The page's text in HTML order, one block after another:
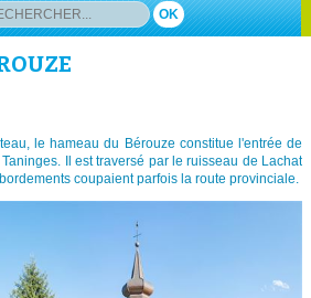
OK
le hameau du Bérouze constitue l'entrée de
Il est traversé par le ruisseau de Lachat
coupaient parfois la route provinciale.